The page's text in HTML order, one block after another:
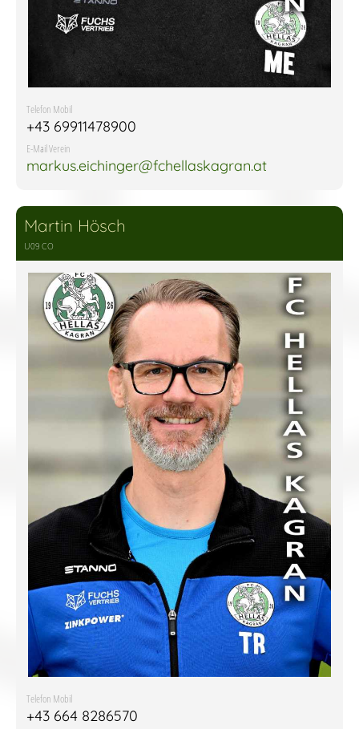
Telefon Mobil
+43 69911478900
E-Mail Verein
markus.eichinger@fchellaskagran.at
Martin Hösch
U09 CO
Telefon Mobil
+43 664 8286570